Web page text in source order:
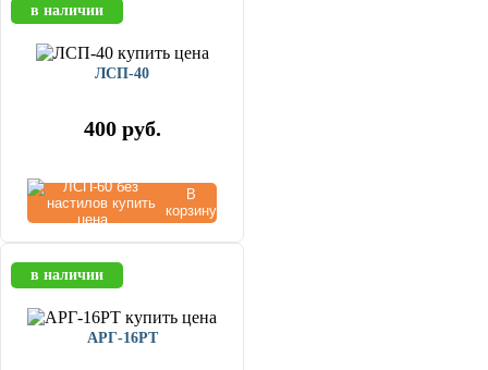
в наличии
ЛСП-40
400 руб.
В
корзину
в наличии
АРГ-16РТ